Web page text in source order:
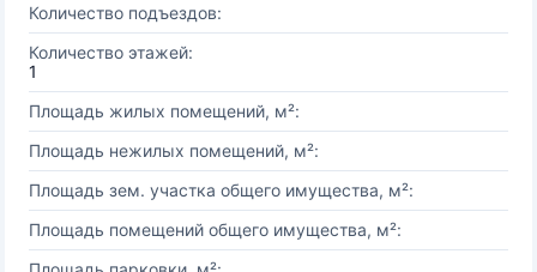
Количество подъездов:
Количество этажей:
1
Площадь жилых помещений, м²:
Площадь нежилых помещений, м²:
Площадь зем. участка общего имущества, м²:
Площадь помещений общего имущества, м²: